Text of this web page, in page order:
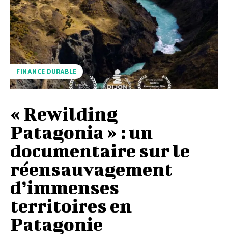
FINANCE DURABLE
« Rewilding
Patagonia » : un
documentaire sur le
réensauvagement
d’immenses
territoires en
Patagonie